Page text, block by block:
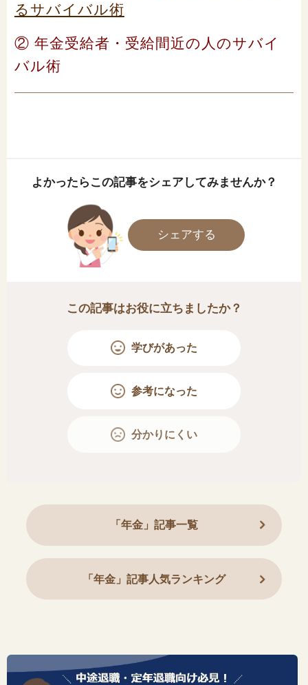
るサバイバル術
② 年金受給者・受給間近の人のサバイ
バル術
よかったらこの記事をシェアしてみませんか？
シェアする
この記事はお役に立ちましたか？
学びがあった
参考になった
分かりにくい
「年金」記事一覧
「年金」記事人気ランキング